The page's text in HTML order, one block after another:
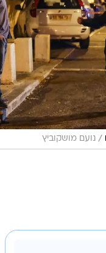
/ נועם מושקוביץ